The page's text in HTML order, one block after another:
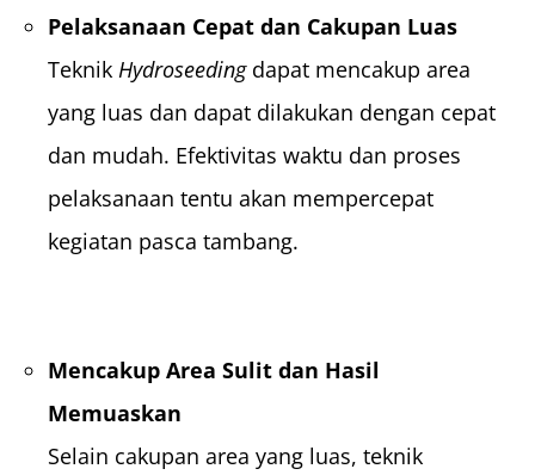
Pelaksanaan Cepat dan Cakupan Luas
TeknikHydroseedingdapat mencakup area
yang luas dan dapat dilakukan dengan cepat
dan mudah. Efektivitas waktu dan proses
pelaksanaan tentu akan mempercepat
kegiatan pasca tambang.
Mencakup Area Sulit dan Hasil
Memuaskan
Selain cakupan area yang luas, teknik